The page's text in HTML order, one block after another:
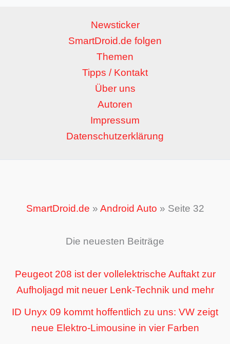
Newsticker
SmartDroid.de folgen
Themen
Tipps / Kontakt
Über uns
Autoren
Impressum
Datenschutzerklärung
SmartDroid.de » Android Auto » Seite 32
Die neuesten Beiträge
Peugeot 208 ist der vollelektrische Auftakt zur
Aufholjagd mit neuer Lenk-Technik und mehr
ID Unyx 09 kommt hoffentlich zu uns: VW zeigt
neue Elektro-Limousine in vier Farben